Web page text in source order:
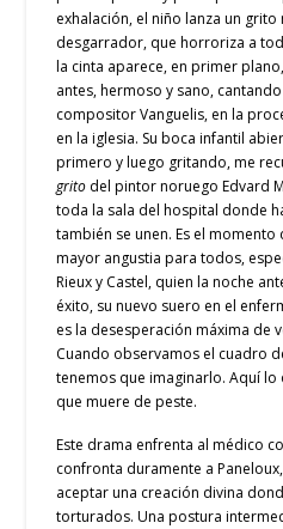
exhalación, el niño lanza un
desgarrador, que horroriza a
la cinta aparece, en primer
antes, hermoso y sano,
compositor Vanguelis, en la
en la iglesia. Su boca infantil
primero y luego gritando, me
grito del pintor noruego Edvard
toda la sala del hospital donde
también se unen. Es el
mayor angustia para todos,
Rieux y Castel, quien la noche
éxito, su nuevo suero en el
es la desesperación máxima de
Cuando observamos el cuadro
tenemos que imaginarlo. Aquí
que muere de peste.
Este drama enfrenta al médico
confronta duramente a
aceptar una creación divina
torturados. Una postura